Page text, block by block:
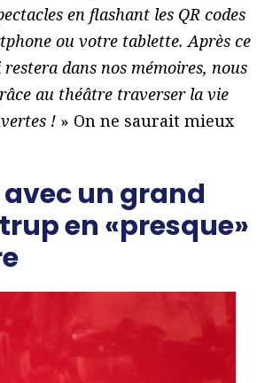
en flashant les QR codes
ou votre tablette. Après ce
dans nos mémoires, nous
au théâtre traverser la vie
! » On ne saurait mieux
avec un grand
en «presque»